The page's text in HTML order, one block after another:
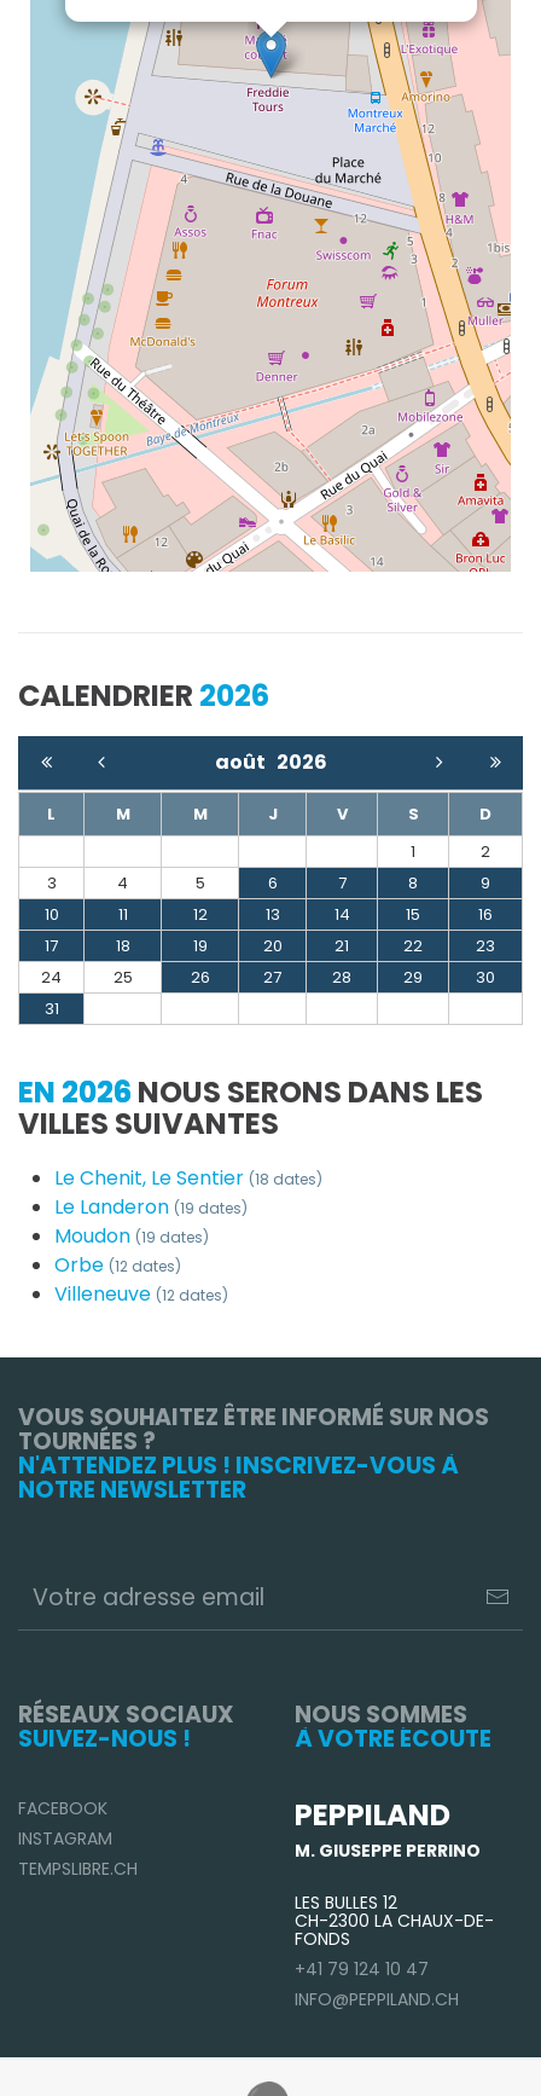
CALENDRIER 2026
août 2026
L M M J V S
D
1
2
3
4 5 6 7 8
9
10
11 12 13 14 15
16
17
18 19 20 21 22
23
24
25 26 27 28 29
30
31
EN 2026 NOUS SERONS DANS LES
VILLES SUIVANTES
Le Chenit, Le Sentier (18 dates)
Le Landeron (19 dates)
Moudon (19 dates)
Orbe (12 dates)
Villeneuve (12 dates)
VOUS SOUHAITEZ ÊTRE INFORMÉ SUR NOS
TOURNÉES ?
N'ATTENDEZ PLUS ! INSCRIVEZ-VOUS À
NOTRE NEWSLETTER
RÉSEAUX SOCIAUX
SUIVEZ-NOUS !
FACEBOOK
INSTAGRAM
TEMPSLIBRE.CH
NOUS SOMMES
À VOTRE ÉCOUTE
PEPPILAND
M. GIUSEPPE PERRINO
LES BULLES 12
CH-2300 LA CHAUX-DE-
FONDS
+41 79 124 10 47
INFO@PEPPILAND.CH